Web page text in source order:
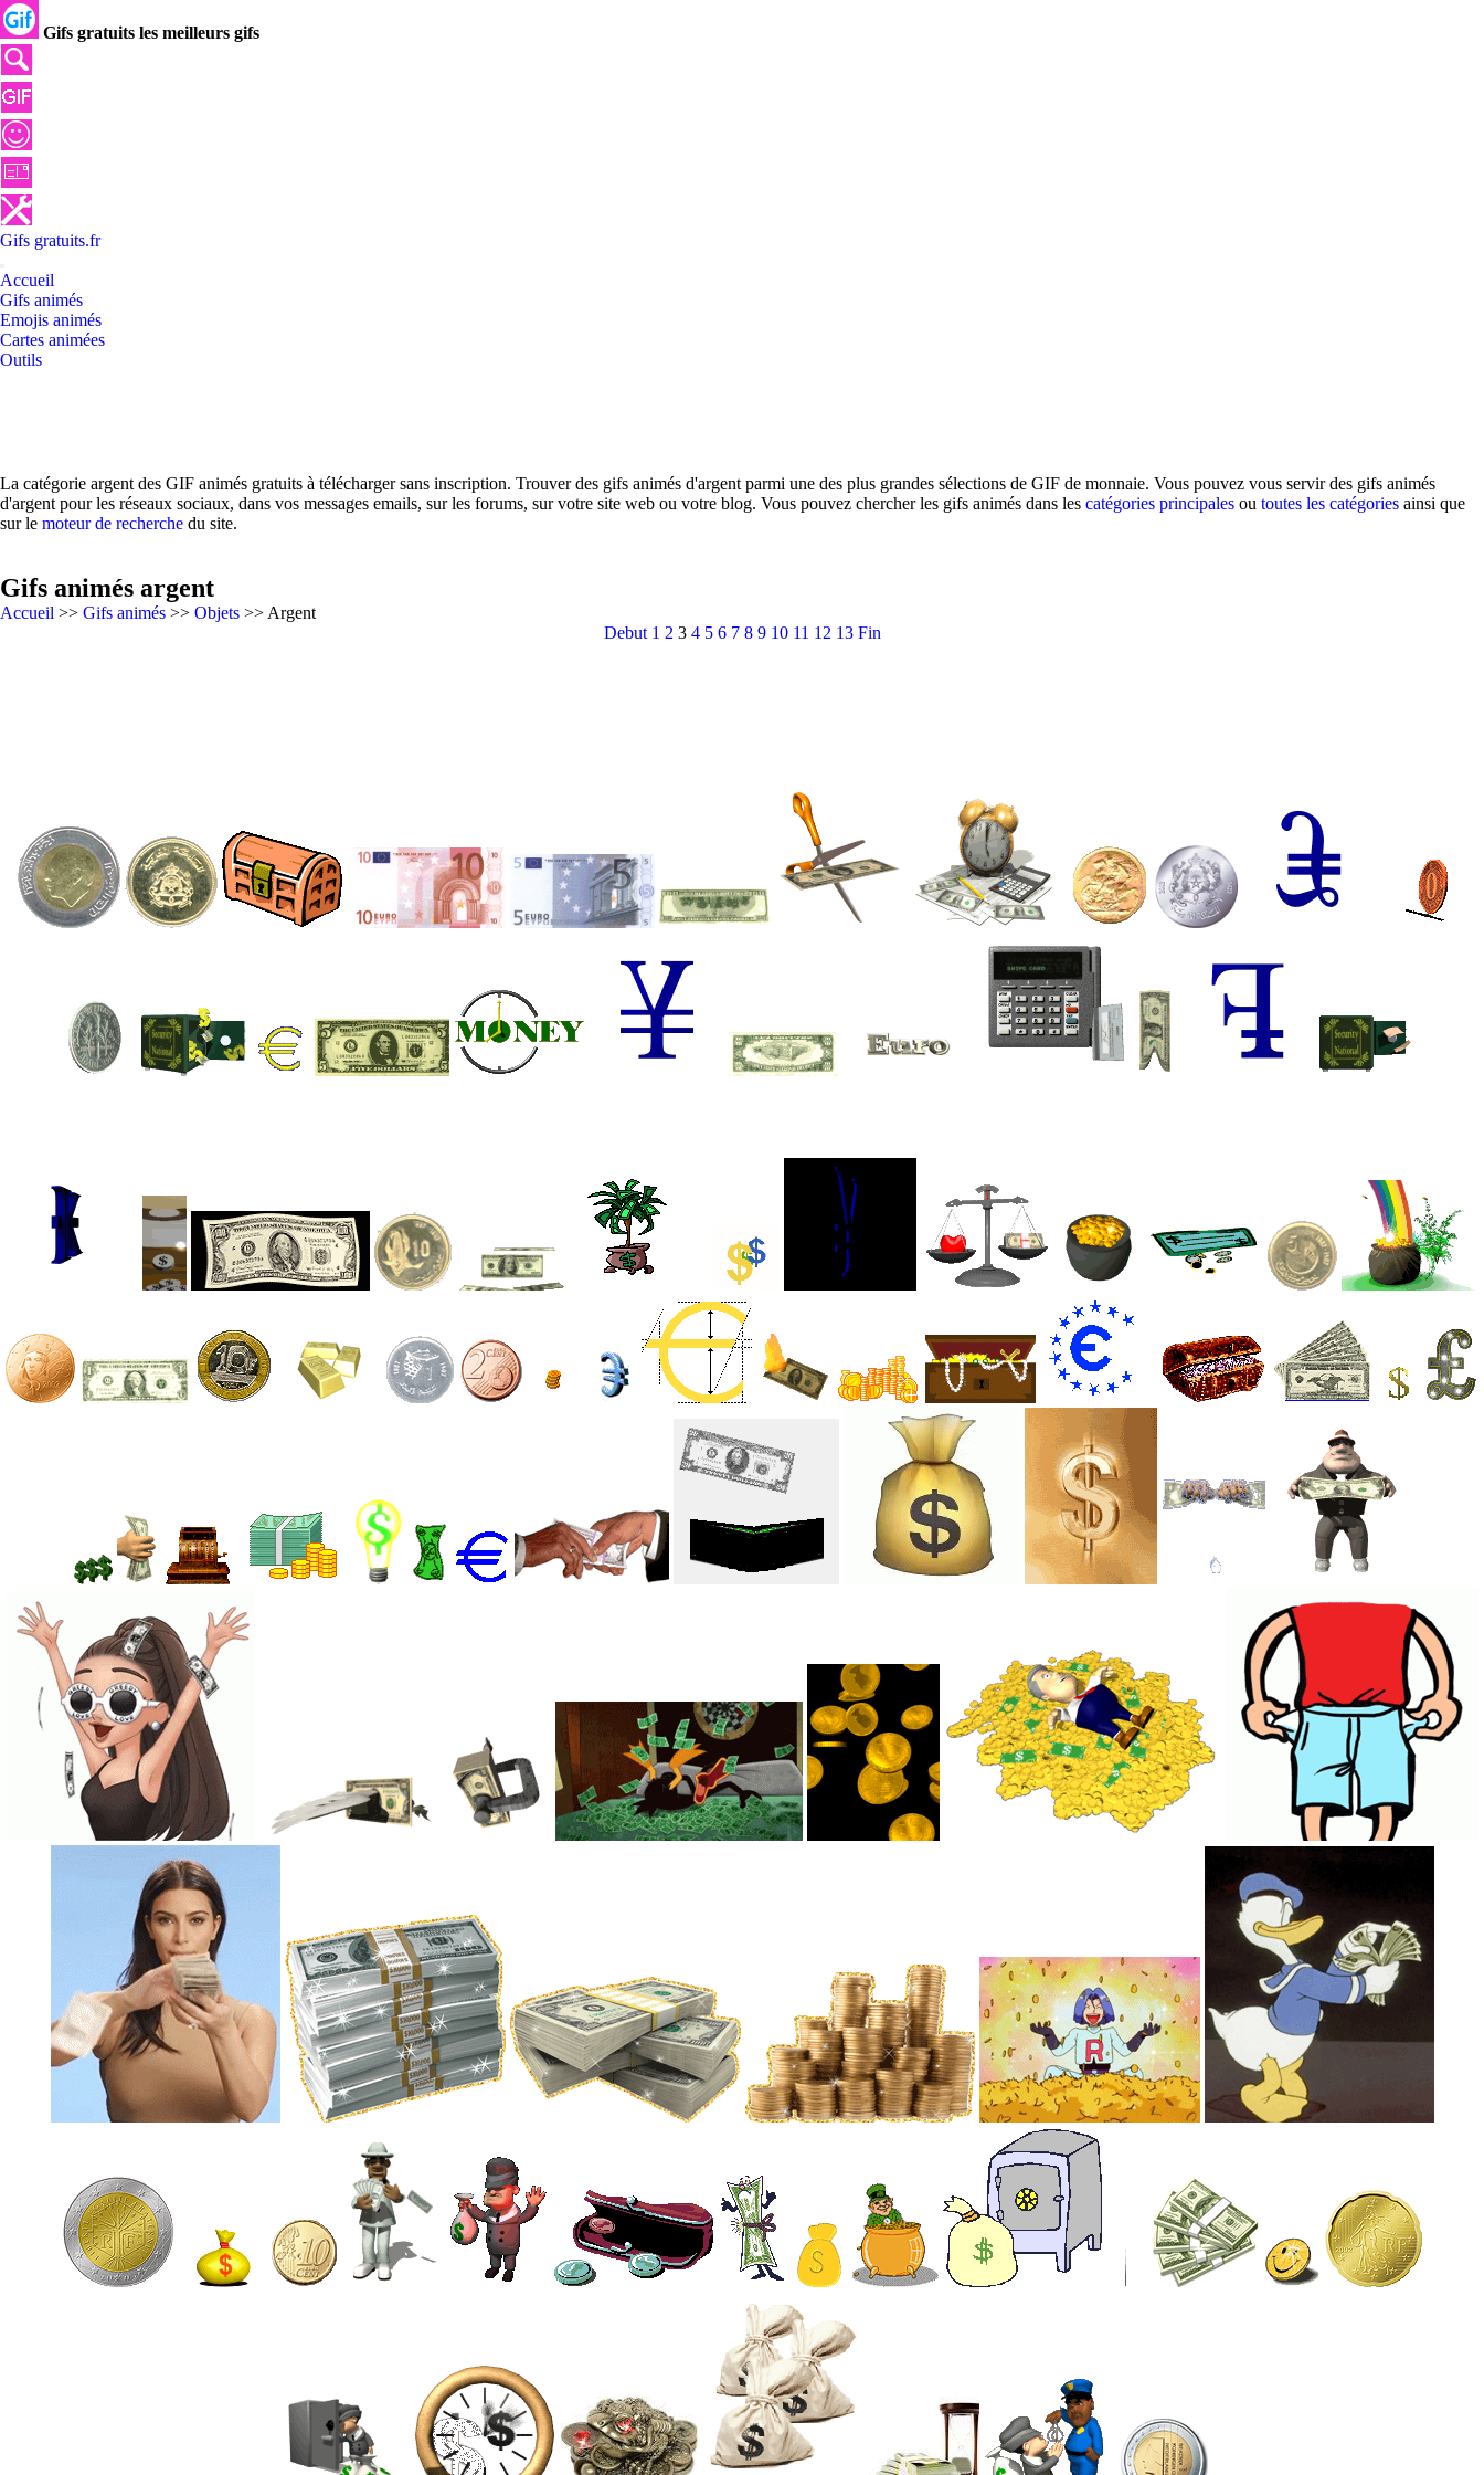
Gifs gratuits les meilleurs gifs
Gifs gratuits.fr
Accueil
Gifs animés
Emojis animés
Cartes animées
Outils
La catégorie argent des GIF animés gratuits à télécharger sans inscription. Trouver des gifs animés d'argent parmi une des plus grandes sélections de GIF de monnaie. Vous pouvez vous servir des gifs animés
d'argent pour les réseaux sociaux, dans vos messages emails, sur les forums, sur votre site web ou votre blog. Vous pouvez chercher les gifs animés dans les catégories principales ou toutes les catégories ainsi que
sur le moteur de recherche du site.
Gifs animés argent
Accueil >> Gifs animés >> Objets >> Argent
Debut 1 2 3 4 5 6 7 8 9 10 11 12 13 Fin